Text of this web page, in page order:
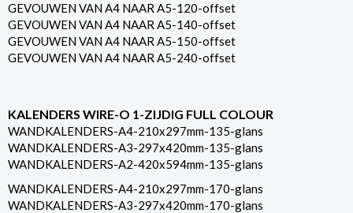
GEVOUWEN VAN A4 NAAR A5-120-offset
GEVOUWEN VAN A4 NAAR A5-140-offset
GEVOUWEN VAN A4 NAAR A5-150-offset
GEVOUWEN VAN A4 NAAR A5-240-offset
KALENDERS WIRE-O 1-ZIJDIG FULL COLOUR
WANDKALENDERS-A4-210x297mm-135-glans
WANDKALENDERS-A3-297x420mm-135-glans
WANDKALENDERS-A2-420x594mm-135-glans
WANDKALENDERS-A4-210x297mm-170-glans
WANDKALENDERS-A3-297x420mm-170-glans